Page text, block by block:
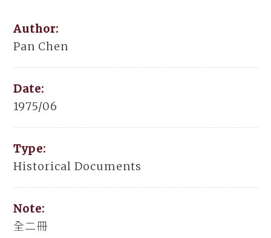
Author:
Pan Chen
Date:
1975/06
Type:
Historical Documents
Note:
全二冊